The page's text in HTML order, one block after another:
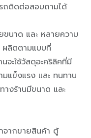
ถติดต่อสอบถามได้
ขนาด และ หลายความ
ผลิตตามแบบที่
จะใช้วัสดุอะคริลิคที่มี
แข็งแรง และ ทนทาน
างร้านมีขนาด และ
จากขายสินค้า ตู้